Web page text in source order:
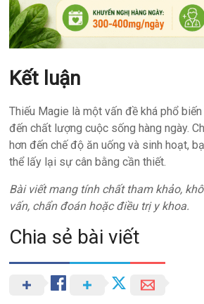
Kết luận
Thiếu Magie là một vấn đề khá phổ
đến chất lượng cuộc sống hàng ngày.
hơn đến chế độ ăn uống và sinh hoạt,
thể lấy lại sự cân bằng cần thiết.
Bài viết mang tính chất tham khảo,
vấn, chẩn đoán hoặc điều trị y khoa.
Chia sẻ bài viết